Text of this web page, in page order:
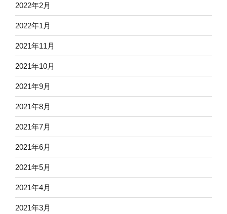
2022年2月
2022年1月
2021年11月
2021年10月
2021年9月
2021年8月
2021年7月
2021年6月
2021年5月
2021年4月
2021年3月